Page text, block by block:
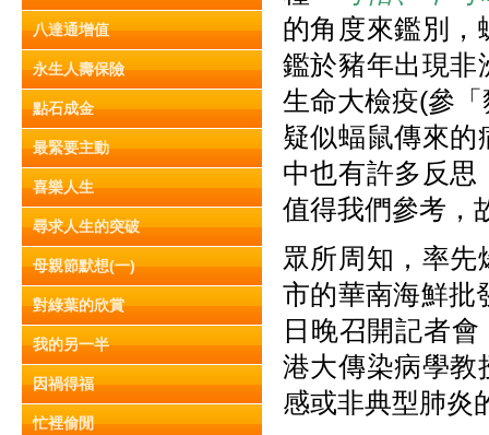
八達通增值
永生人壽保險
點石成金
最緊要主動
喜樂人生
尋求人生的突破
母親節默想(一)
對綠葉的欣賞
我的另一半
因禍得福
忙裡偷閒
的角度來鑑別，
鑑於豬年出現非
生命大檢疫(參
疑似蝠鼠傳來的
中也有許多反思
值得我們參考，
眾所周知，率
市的華南海鮮批
日晚召開記者
港大傳染病學教
感或非典型肺炎